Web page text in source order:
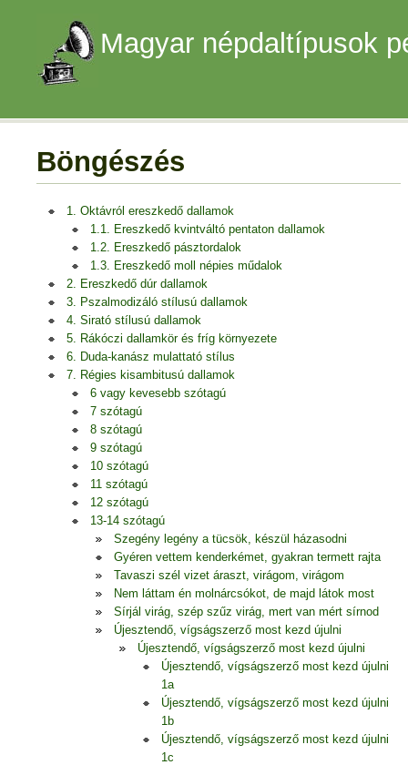
Magyar népdaltípusok
Böngészés
1. Oktávról ereszkedő dallamok
1.1. Ereszkedő kvintváltó pentaton dallamok
1.2. Ereszkedő pásztordalok
1.3. Ereszkedő moll népies műdalok
2. Ereszkedő dúr dallamok
3. Pszalmodizáló stílusú dallamok
4. Sirató stílusú dallamok
5. Rákóczi dallamkör és fríg környezete
6. Duda-kanász mulattató stílus
7. Régies kisambitusú dallamok
6 vagy kevesebb szótagú
7 szótagú
8 szótagú
9 szótagú
10 szótagú
11 szótagú
12 szótagú
13-14 szótagú
Szegény legény a tücsök, készül házasodni
Gyéren vettem kenderkémet, gyakran termett rajta
Tavaszi szél vizet áraszt, virágom, virágom
Nem láttam én molnárcsókot, de majd látok most
Sírjál virág, szép szűz virág, mert van mért sírnod
Újesztendő, vígságszerző most kezd újulni
Újesztendő, vígságszerző most kezd újulni
Újesztendő, vígságszerző most kezd újulni
1a
Újesztendő, vígságszerző most kezd újulni
1b
Újesztendő, vígságszerző most kezd újulni
1c